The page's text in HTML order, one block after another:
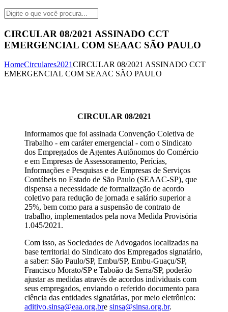
CIRCULAR 08/2021 ASSINADO CCT
EMERGENCIAL COM SEAAC SÃO PAULO
HomeCirculares2021CIRCULAR 08/2021 ASSINADO CCT
EMERGENCIAL COM SEAAC SÃO PAULO
CIRCULAR 08/2021
Informamos que foi assinada Convenção Coletiva de
Trabalho - em caráter emergencial - com o Sindicato
dos Empregados de Agentes Autônomos do Comércio
e em Empresas de Assessoramento, Perícias,
Informações e Pesquisas e de Empresas de Serviços
Contábeis no Estado de São Paulo (SEAAC-SP), que
dispensa a necessidade de formalização de acordo
coletivo para redução de jornada e salário superior a
25%, bem como para a suspensão de contrato de
trabalho, implementados pela nova Medida Provisória
1.045/2021.
Com isso, as Sociedades de Advogados localizadas na
base territorial do Sindicato dos Empregados signatário,
a saber: São Paulo/SP, Embu/SP, Embu-Guaçu/SP,
Francisco Morato/SP e Taboão da Serra/SP, poderão
ajustar as medidas através de acordos individuais com
seus empregados, enviando o referido documento para
ciência das entidades signatárias, por meio eletrônico:
aditivo.sinsa@eaa.org.bre sinsa@sinsa.org.br.